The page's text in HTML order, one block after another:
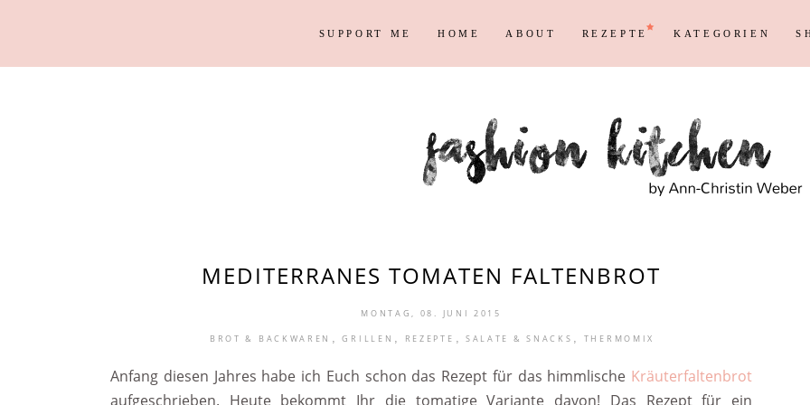
SUPPORT ME HOME ABOUT REZEPTE KATEGORIEN
Persönliches Blogging
Blog
Max
Reisen
Shopping
MEDITERRANES TOMATEN FALTENBROT
MONTAG, 08. JUNI 2015
BROT & BACKWAREN , GRILLEN , REZEPTE , SALATE & SNACKS , THERMOMIX
Anfang diesen Jahres habe ich Euch schon das Rezept für das himmlische Kräuterfaltenbrot
aufgeschrieben. Heute bekommt Ihr die tomatige Variante davon! Das Rezept für ein